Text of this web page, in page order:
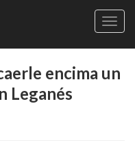
encima un
Leganés